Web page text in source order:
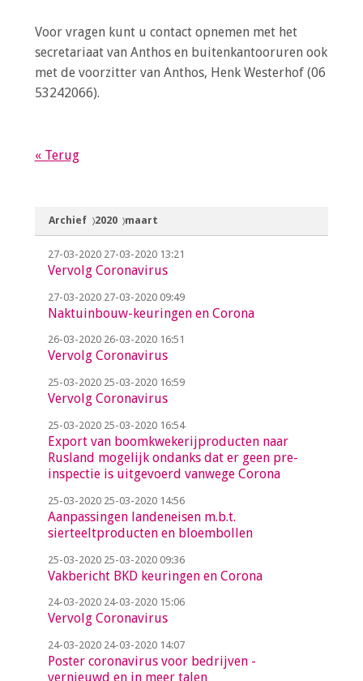
Voor vragen kunt u contact opnemen met het
secretariaat van Anthos en buitenkantooruren ook
met de voorzitter van Anthos, Henk Westerhof (06
53242066).
« Terug
Archief 2020 maart
27-03-202027-03-2020 13:21
Vervolg Coronavirus
27-03-202027-03-2020 09:49
Naktuinbouw-keuringen en Corona
26-03-202026-03-2020 16:51
Vervolg Coronavirus
25-03-202025-03-2020 16:59
Vervolg Coronavirus
25-03-202025-03-2020 16:54
Export van boomkwekerijproducten naar
Rusland mogelijk ondanks dat er geen pre-
inspectie is uitgevoerd vanwege Corona
25-03-202025-03-2020 14:56
Aanpassingen landeneisen m.b.t.
sierteeltproducten en bloembollen
25-03-202025-03-2020 09:36
Vakbericht BKD keuringen en Corona
24-03-202024-03-2020 15:06
Vervolg Coronavirus
24-03-202024-03-2020 14:07
Poster coronavirus voor bedrijven -
vernieuwd en in meer talen